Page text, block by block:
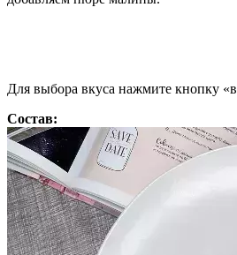
Для выбора вкуса нажмите кнопку
Состав: